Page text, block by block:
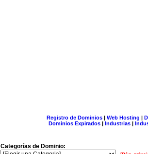
Registro de Dominios| Web Hosting |
Dominios Expirados | Industrias |
Categorías de Dominio: